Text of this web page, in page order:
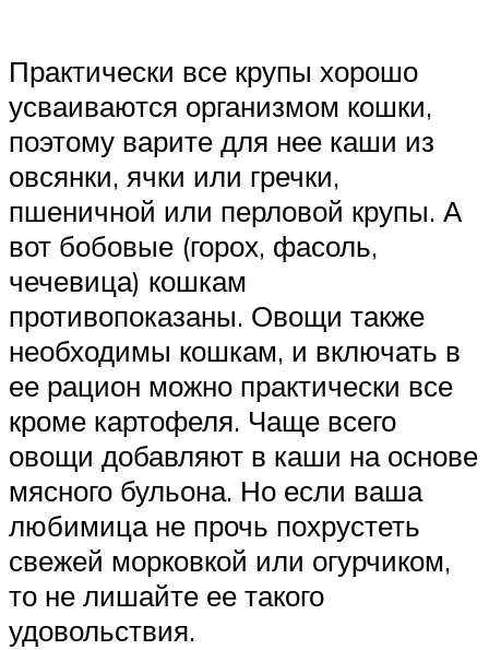
Практически все крупы хорошо
усваиваются организмом кошки,
поэтому варите для нее каши из
овсянки, ячки или гречки,
пшеничной или перловой крупы. А
вот бобовые (горох, фасоль,
чечевица) кошкам
противопоказаны. Овощи также
необходимы кошкам, и включать в
ее рацион можно практически все
кроме картофеля. Чаще всего
овощи добавляют в каши на основе
мясного бульона. Но если ваша
любимица не прочь похрустеть
свежей морковкой или огурчиком,
то не лишайте ее такого
удовольствия.